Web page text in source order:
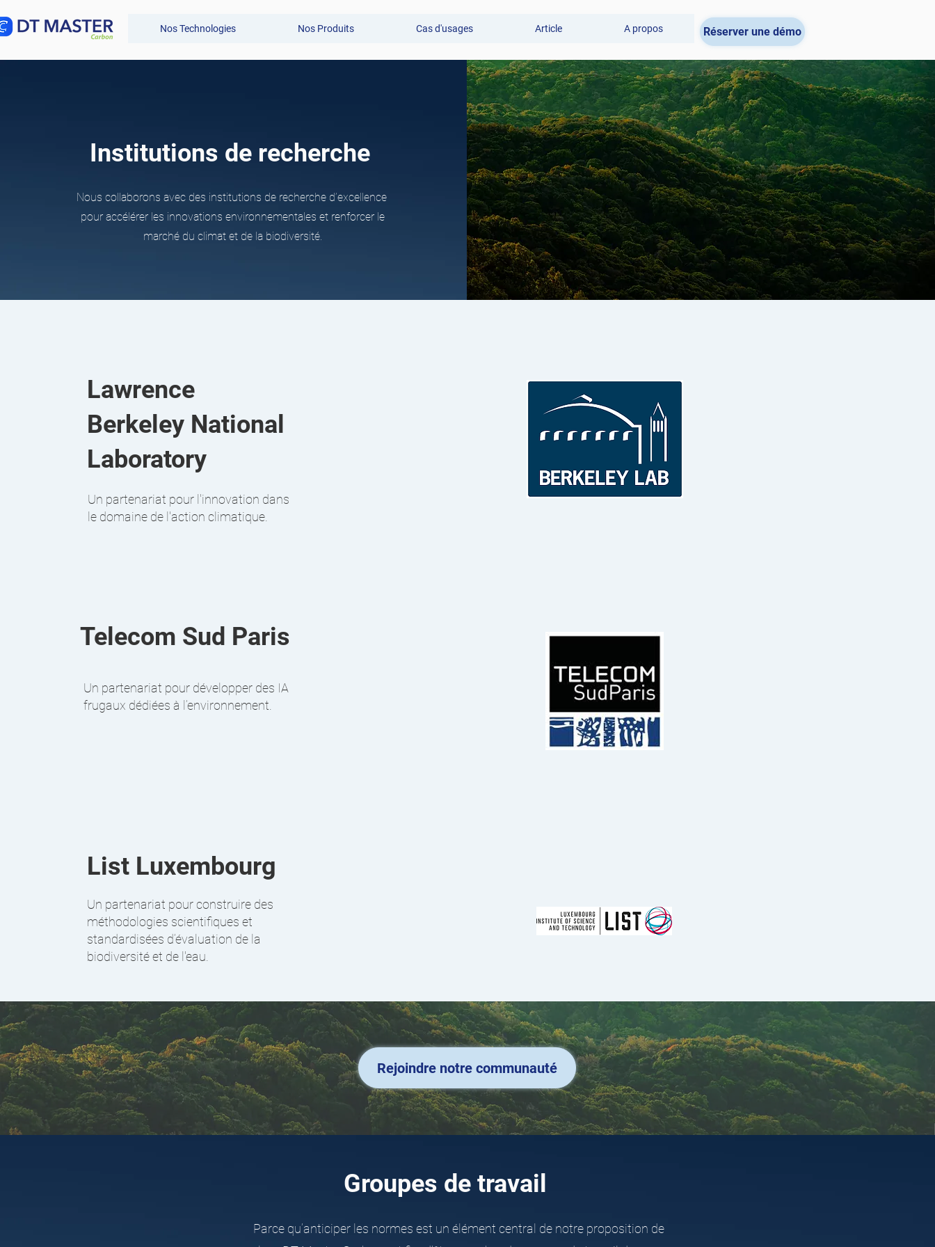
Nos Technologies Nos Produits Cas d'usages Article A propos Réserver une démo
Institutions de recherche
Nous collaborons avec des institutions de recherche d’excellence
pour accélérer les innovations environnementales et renforcer le
marché du climat et de la biodiversité.
Lawrence
Berkeley National
Laboratory
Un partenariat pour l'innovation dans
le domaine de l'action climatique.
Telecom Sud Paris
Un partenariat pour développer des IA
frugaux dédiées à l’environnement.
List Luxembourg
Un partenariat pour construire des
méthodologies scientifiques et
standardisées d’évaluation de la
biodiversité et de l'eau.
Rejoindre notre communauté
Groupes de travail
Parce qu’anticiper les normes est un élément central de notre proposition de